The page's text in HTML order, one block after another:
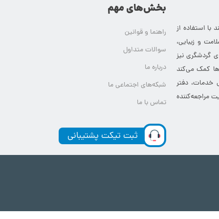
با استفاده از
و زیبایی،
گردشگری نیز
کمک می‌کند
خدمات، دفتر
مراجعه‌کننده
بخش‌های مهم
راهنما و قوانین
سوالات متداول
درباره ما
شبکه‌های اجتماعی ما
تماس با ما
ثبت تیکت پشتیبانی